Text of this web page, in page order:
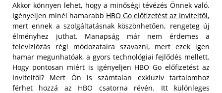
Akkor könnyen lehet, hogy a minőségi tévézés Önnek való.
Igényeljen minél hamarabb HBO Go előfizetést az Inviteltől,
mert ennek a szolgáltatásnak köszönhetően, rengeteg új
élményhez juthat. Manapság már nem érdemes a
televíziózás régi módozataira szavazni, mert ezek igen
hamar megunhatóak, a gyors technológiai fejlődés mellett.
Hogy pontosan miért is igényeljen HBO Go előfizetést az
Inviteltől? Mert Ön is számtalan exkluzív tartalomhoz
férhet hozzá az HBO csatorna révén. Itt különleges